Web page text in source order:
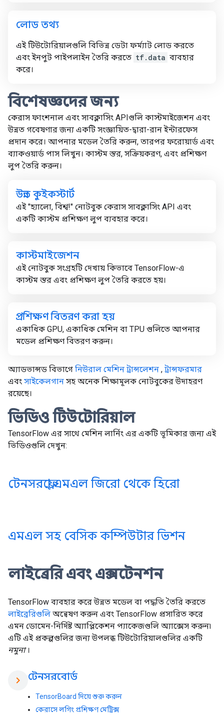
লোড তথ্য
এই টিউটোরিয়ালগুলি বিভিন্ন ডেটা ফর্ম্যাট লোড করতে
এবং ইনপুট পাইপলাইন তৈরি করতে tf.data ব্যবহার
করে।
বিশেষজ্ঞদের জন্য
কেরাস ফাংশনাল এবং সাবক্লাসিং APIগুলি কাস্টমাইজেশন এবং
উন্নত গবেষণার জন্য একটি সংজ্ঞায়িত-দ্বারা-রান ইন্টারফেস
প্রদান করে। আপনার মডেল তৈরি করুন, তারপর ফরোয়ার্ড এবং
ব্যাকওয়ার্ড পাস লিখুন। কাস্টম স্তর, সক্রিয়করণ, এবং প্রশিক্ষণ
লুপ তৈরি করুন।
উন্নত কুইকস্টার্ট
এই "হ্যালো, বিশ্ব!" নোটবুক কেরাস সাবক্লাসিং API এবং
একটি কাস্টম প্রশিক্ষণ লুপ ব্যবহার করে।
কাস্টমাইজেশন
এই নোটবুক সংগ্রহটি দেখায় কিভাবে TensorFlow-এ
কাস্টম স্তর এবং প্রশিক্ষণ লুপ তৈরি করতে হয়।
প্রশিক্ষণ বিতরণ করা হয়
একাধিক GPU, একাধিক মেশিন বা TPU গুলিতে আপনার
মডেল প্রশিক্ষণ বিতরণ করুন।
অ্যাডভান্সড বিভাগে নিউরাল মেশিন ট্রান্সলেশন , ট্রান্সফরমার
এবং সাইকেলগান সহ অনেক শিক্ষামূলক নোটবুকের উদাহরণ
রয়েছে।
ভিডিও টিউটোরিয়াল
TensorFlow এর সাথে মেশিন লার্নিং এর একটি ভূমিকার জন্য এই
ভিডিওগুলি দেখুন:
টেনসরফ্লো এমএল জিরো থেকে হিরো
এমএল সহ বেসিক কম্পিউটার ভিশন
লাইব্রেরি এবং এক্সটেনশন
TensorFlow ব্যবহার করে উন্নত মডেল বা পদ্ধতি তৈরি করতে
লাইব্রেরিগুলি অন্বেষণ করুন এবং TensorFlow প্রসারিত করে
এমন ডোমেন-নির্দিষ্ট অ্যাপ্লিকেশন প্যাকেজগুলি অ্যাক্সেস করুন৷
এটি এই প্রকল্পগুলির জন্য উপলব্ধ টিউটোরিয়ালগুলির একটি
নমুনা।
chevron_right টেনসরবোর্ড
TensorBoard দিয়ে শুরু করুন
কেরাসে লগিং প্রশিক্ষণ মেট্রিক্স